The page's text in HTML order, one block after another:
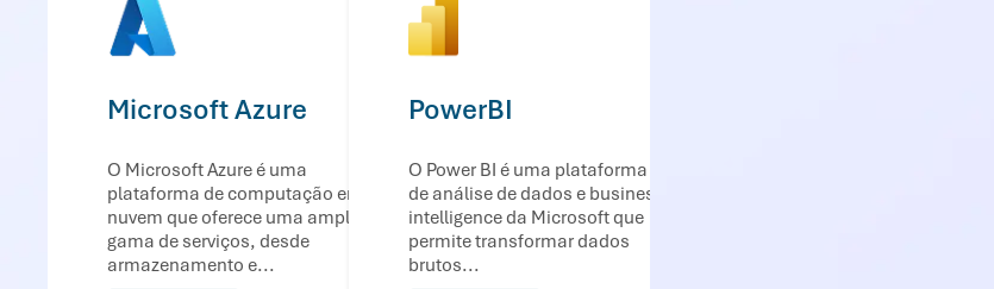
Microsoft Azure
O Microsoft Azure é uma
plataforma de computação em
nuvem que oferece uma ampla
gama de serviços, desde
armazenamento e...
PowerBI
O Power BI é uma plataforma
de análise de dados e business
intelligence da Microsoft que
permite transformar dados
brutos...